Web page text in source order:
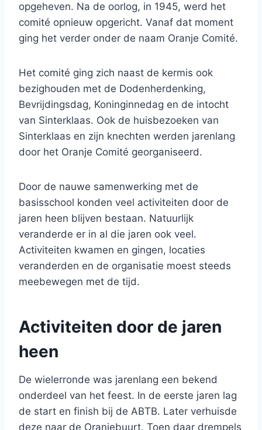
opgeheven. Na de oorlog, in 1945, werd het
comité opnieuw opgericht. Vanaf dat moment
ging het verder onder de naam Oranje Comité.
Het comité ging zich naast de kermis ook
bezighouden met de Dodenherdenking,
Bevrijdingsdag, Koninginnedag en de intocht
van Sinterklaas. Ook de huisbezoeken van
Sinterklaas en zijn knechten werden jarenlang
door het Oranje Comité georganiseerd.
Door de nauwe samenwerking met de
basisschool konden veel activiteiten door de
jaren heen blijven bestaan. Natuurlijk
veranderde er in al die jaren ook veel.
Activiteiten kwamen en gingen, locaties
veranderden en de organisatie moest steeds
meebewegen met de tijd.
Activiteiten door de jaren
heen
De wielerronde was jarenlang een bekend
onderdeel van het feest. In de eerste jaren lag
de start en finish bij de ABTB. Later verhuisde
deze naar de Oranjebuurt. Toen daar drempels